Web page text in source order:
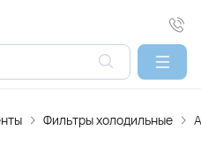
Фильтры холодильные